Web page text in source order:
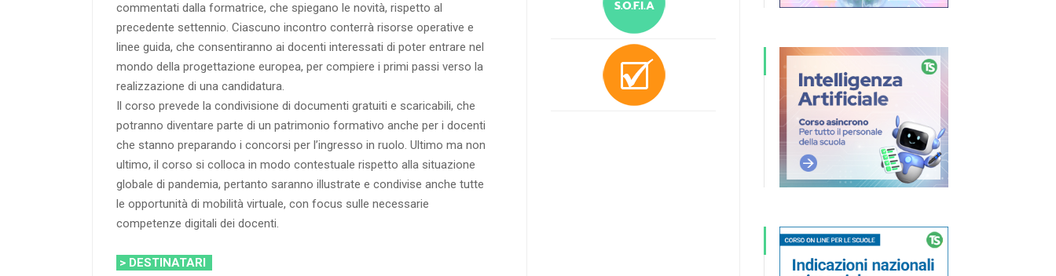
commentati dalla formatrice, che spiegano le novità, rispetto al
precedente settennio. Ciascuno incontro conterrà risorse operative e
linee guida, che consentiranno ai docenti interessati di poter entrare nel
mondo della progettazione europea, per compiere i primi passi verso la
realizzazione di una candidatura.
Il corso prevede la condivisione di documenti gratuiti e scaricabili, che
potranno diventare parte di un patrimonio formativo anche per i docenti
che stanno preparando i concorsi per l’ingresso in ruolo. Ultimo ma non
ultimo, il corso si colloca in modo contestuale rispetto alla situazione
globale di pandemia, pertanto saranno illustrate e condivise anche tutte
le opportunità di mobilità virtuale, con focus sulle necessarie
competenze digitali dei docenti.
> DESTINATARI